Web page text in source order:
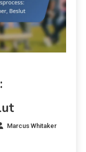
Marcus Whitaker